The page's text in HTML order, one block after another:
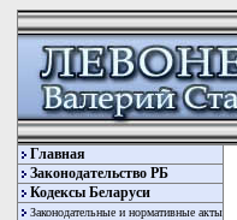
Главная
Законодательство РБ
Кодексы Беларуси
Законодательные и нормативные акты